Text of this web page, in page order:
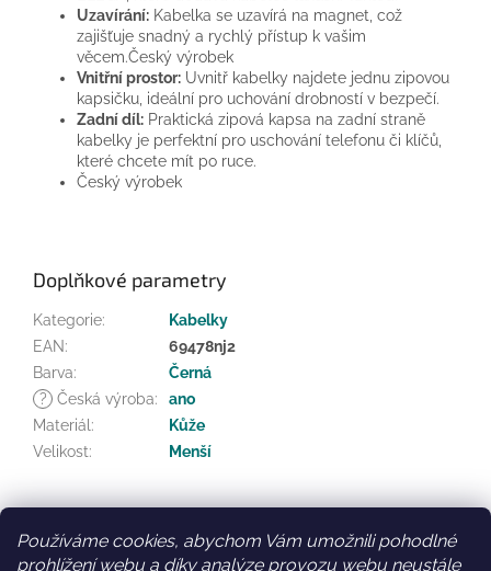
Používáme cookies, abychom Vám umožnili pohodlné
prohlížení webu a díky analýze provozu webu neustále
Uzavírání: Kabelka se uzavírá na magnet, což
zajišťuje snadný a rychlý přístup k vašim
věcem.Český výrobek
Vnitřní prostor: Uvnitř kabelky najdete jednu zipovou
kapsičku, ideální pro uchování drobností v bezpečí.
Zadní díl: Praktická zipová kapsa na zadní straně
kabelky je perfektní pro uschování telefonu či klíčů,
které chcete mít po ruce.
Český výrobek
Doplňkové parametry
Kategorie:
Kabelky
EAN:
69478nj2
Barva:
Černá
?
Česká výroba:
ano
Materiál :
Kůže
Velikost: Menší
Z
Facebook Věrnostní slevy